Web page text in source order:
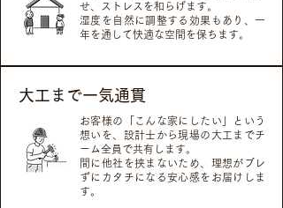
せ、ストレスを和らげます。
湿度を自然に調整する効果もあり、一
年を通して快適な空間を保ちます。
大工まで一気通貫
お客様の「こんな家にしたい」という
想いを、設計士から現場の大工までチ
ーム全員で共有します。
間に他社を挟まないため、理想がブレ
ずにカタチになる安心感をお届けしま
す。